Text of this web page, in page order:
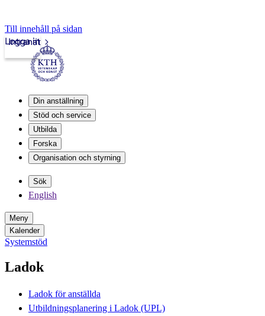
Till innehåll på sidan
Intranät
Logga in
Din anställning
Stöd och service
Utbilda
Forska
Organisation och styrning
Sök
English
Meny
Kalender
Systemstöd
Ladok
Ladok för anställda
Utbildningsplanering i Ladok (UPL)